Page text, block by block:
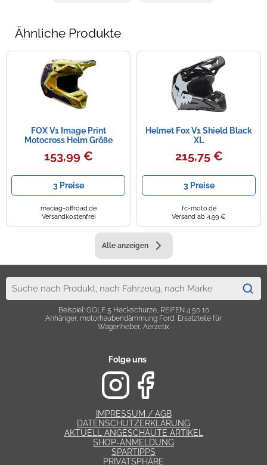
Ähnliche Produkte
FOX V1 Image Print
Motocross Helm Größe
153,99 €
3 Preise
maciag-offroad.de
Versandkostenfrei
Helmet Fox V1 Shield Black
XL
215,75 €
3 Preise
fc-moto.de
Versand ab 4,99 €
Alle anzeigen
Beispiel: GOLF 5 Heckschürze, REIFEN 4 50 10
Anhänger, motorhaubendämmung Ford, Ersatzteile für
Wagenheber, Aerzetix
Folge uns
IMPRESSUM / AGB
DATENSCHUTZERKLÄRUNG
AKTUELL ANGESCHAUTE ARTIKEL
SHOP-ANMELDUNG
SPARTIPPS
PRIVATSPHÄRE